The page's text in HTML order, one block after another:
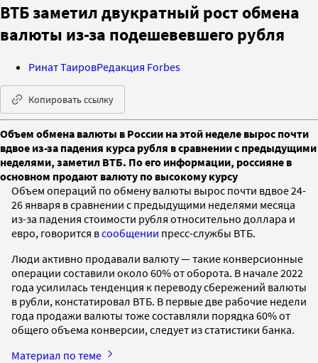
ВТБ заметил двукратный рост обмена
валюты из-за подешевевшего рубля
Ринат ТаировРедакция Forbes
Копировать ссылку
Объем обмена валюты в России на этой неделе вырос почти
вдвое из-за падения курса рубля в сравнении с предыдущими
неделями, заметил ВТБ. По его информации, россияне в
основном продают валюту по высокому курсу
Объем операций по обмену валюты вырос почти вдвое 24-
26 января в сравнении с предыдущими неделями месяца
из-за падения стоимости рубля относительно доллара и
евро, говорится всообщении пресс-службы ВТБ.
Люди активно продавали валюту — такие конверсионные
операции составили около 60% от оборота. В начале 2022
года усилилась тенденция к переводу сбережений валюты
в рубли, констатировал ВТБ. В первые две рабочие недели
года продажи валюты тоже составляли порядка 60% от
общего объема конверсии, следует из статистики банка.
Материал по теме